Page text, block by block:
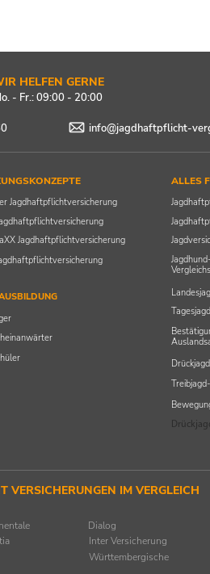
HELFEN GERNE
- Fr.: 09:00 - 20:00
info@jagdhaftpflicht-
ALLES
Jagdhaftpflichtversicherung
Jagdhaftpflichtversicherung
VERSICHERUNGEN IM VERGLEICH
Dialog
Inter Versicherung
Württembergische